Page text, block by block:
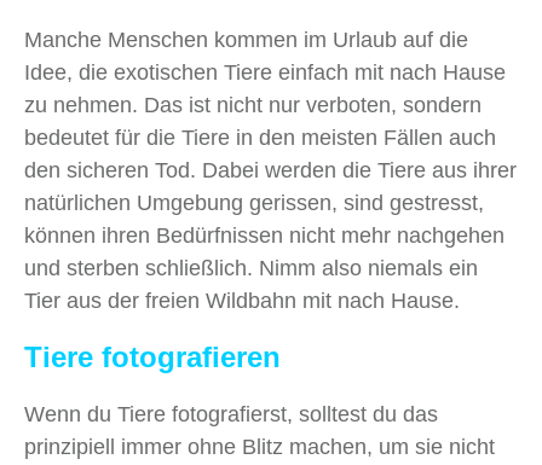
Manche Menschen kommen im Urlaub auf die
Idee, die exotischen Tiere einfach mit nach Hause
zu nehmen. Das ist nicht nur verboten, sondern
bedeutet für die Tiere in den meisten Fällen auch
den sicheren Tod. Dabei werden die Tiere aus ihrer
natürlichen Umgebung gerissen, sind gestresst,
können ihren Bedürfnissen nicht mehr nachgehen
und sterben schließlich. Nimm also niemals ein
Tier aus der freien Wildbahn mit nach Hause.
Tiere fotografieren
Wenn du Tiere fotografierst, solltest du das
prinzipiell immer ohne Blitz machen, um sie nicht